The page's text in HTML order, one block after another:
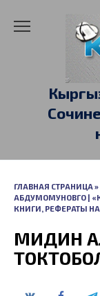
ГЛАВНАЯ СТРАНИЦА»
АБДУМОМУНОВГО |
КНИГИ, РЕФЕРАТЫ
МИДИН